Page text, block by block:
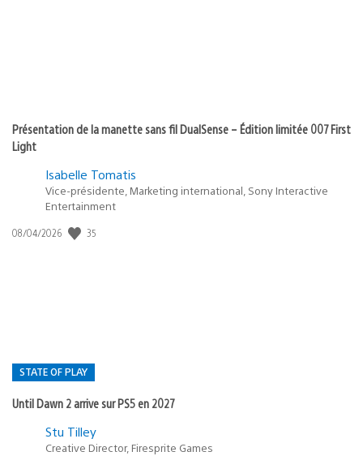
Présentation de la manette sans fil DualSense – Édition limitée 007 First
Light
Isabelle Tomatis
Vice-présidente, Marketing international, Sony Interactive
Entertainment
Date
08/04/2026 35
STATE OF PLAY
Until Dawn 2 arrive sur PS5 en 2027
PostéeStu Tilley
Creative Director, Firesprite Games